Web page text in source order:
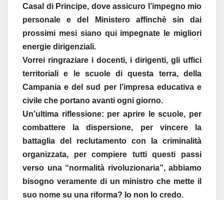
Casal di Principe, dove assicuro l’impegno mio
personale e del Ministero affinchè sin dai
prossimi mesi siano qui impegnate le migliori
energie dirigenziali.
Vorrei ringraziare i docenti, i dirigenti, gli uffici
territoriali e le scuole di questa terra, della
Campania e del sud per l’impresa educativa e
civile che portano avanti ogni giorno.
Un’ultima riflessione: per aprire le scuole, per
combattere la dispersione, per vincere la
battaglia del reclutamento con la criminalità
organizzata, per compiere tutti questi passi
verso una “normalità rivoluzionaria”, abbiamo
bisogno veramente di un ministro che mette il
suo nome su una riforma? Io non lo credo.